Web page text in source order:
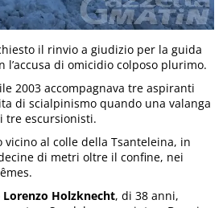
il rinvio a giudizio per la guida
l’accusa di omicidio colposo plurimo.
2003 accompagnava tre aspiranti
di scialpinismo quando una valanga
tre escursionisti.
vicino al colle della Tsanteleina, in
di metri oltre il confine, nei
Lorenzo Holzknecht, di 38 anni,